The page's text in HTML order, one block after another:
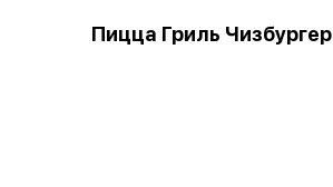
Пицца Гриль Чизбургер